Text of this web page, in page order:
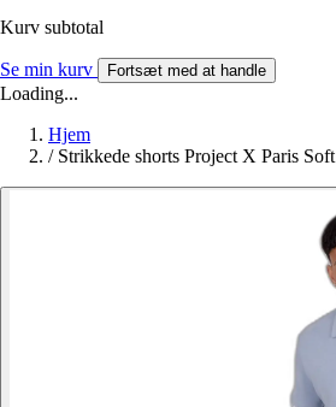
Kurv subtotal
Se min kurv Fortsæt med at handle
Loading...
Hjem
/ Strikkede shorts Project X Paris Soft